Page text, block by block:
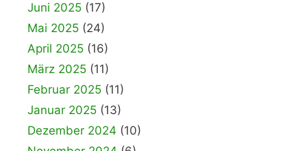
Juni 2025 (17)
Mai 2025 (24)
April 2025 (16)
März 2025 (11)
Februar 2025 (11)
Januar 2025 (13)
Dezember 2024 (10)